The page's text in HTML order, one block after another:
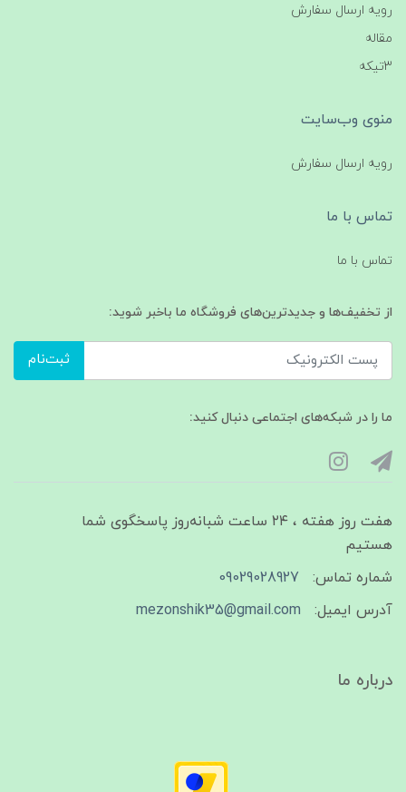
رویه ارسال سفارش
مقاله
3تیکه
منوی وب‌سایت
رویه ارسال سفارش
تماس با ما
تماس با ما
از تخفیف‌ها و جدیدترین‌های فروشگاه ما باخبر شوید:
ثبت‌نام
ما را در شبکه‌های اجتماعی دنبال کنید:
هفت روز هفته ، ۲۴ ساعت شبانه‌روز پاسخگوی شما
هستیم
شماره تماس:
09029028927
آدرس ایمیل:
mezonshik35@gmail.com
درباره ما